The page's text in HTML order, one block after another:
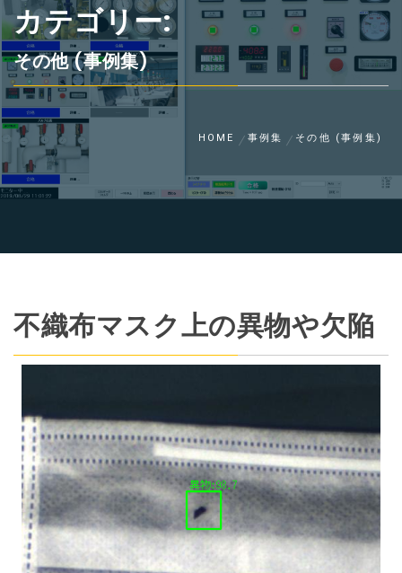
カテゴリー:
その他 (事例集)
HOME 事例集 その他 (事例集)
不織布マスク上の異物や欠陥